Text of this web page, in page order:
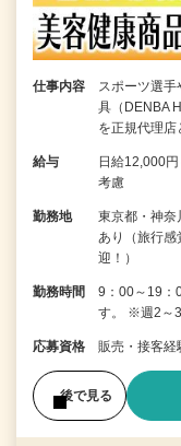
仕事内容
スポーツ選
具（DENBA
を正規代理店
給与
日給12,000
考慮
勤務地
東京都・神
あり（旅行
迎！）
勤務時間
9：00～19：
す。 ※週2～
応募資格 販売・接客経
後で見る